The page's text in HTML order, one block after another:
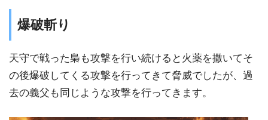
爆破斬り
天守で戦った梟も攻撃を行い続けると火薬を撒いてそ
の後爆破してくる攻撃を行ってきて脅威でしたが、過
去の義父も同じような攻撃を行ってきます。